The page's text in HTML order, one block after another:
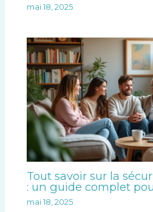
mai 18, 2025
Tout savoir sur la
: un guide complet
mai 18, 2025